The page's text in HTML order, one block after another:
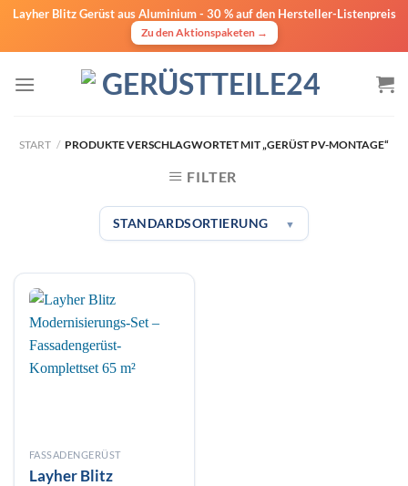
Layher Blitz Gerüst aus Aluminium - 30 % auf den Hersteller-Listenpreis
Zu den Aktionspaketen →
Inhalt
START / PRODUKTE VERSCHLAGWORTET MIT „GERÜST PV-MONTAGE“
FILTER
STANDARDSORTIERUNG ▼
FASSADENGERÜST
Layher Blitz